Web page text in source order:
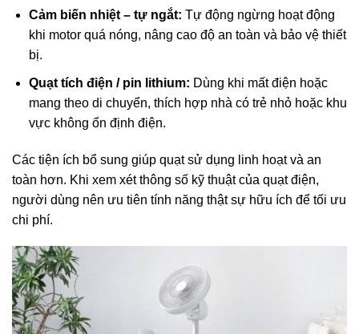
Cảm biến nhiệt – tự ngắt: Tự động ngừng hoạt động
khi motor quá nóng, nâng cao độ an toàn và bảo vệ thiết
bị.
Quạt tích điện / pin lithium: Dùng khi mất điện hoặc
mang theo di chuyển, thích hợp nhà có trẻ nhỏ hoặc khu
vực không ổn định điện.
Các tiện ích bổ sung giúp quạt sử dụng linh hoạt và an
toàn hơn. Khi xem xét thông số kỹ thuật của quạt điện,
người dùng nên ưu tiên tính năng thật sự hữu ích để tối ưu
chi phí.